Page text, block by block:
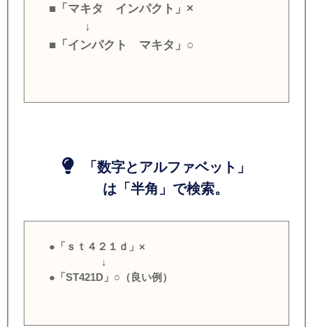
■「マキタ インパクト」×
↓
■「インパクト マキタ」○
「数字とアルファベット」
は「半角」で検索。
●「ｓｔ４２１ｄ」×
↓
●「ST421D」○（良い例）